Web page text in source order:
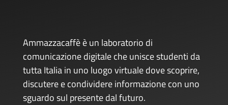
Ammazzacaffè è un laboratorio di
comunicazione digitale che unisce studenti da
tutta Italia in uno luogo virtuale dove scoprire,
discutere e condividere informazione con uno
sguardo sul presente dal futuro.